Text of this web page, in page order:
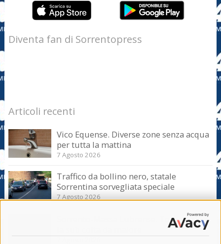
Diventa fan di Sorrentopress
Articoli recenti
Vico Equense. Diverse zone senza acqua
per tutta la mattina
7 Agosto 2026
Traffico da bollino nero, statale
Sorrentina sorvegliata speciale
7 Agosto 2026
Sorrento-Massa Lubrense. Torna a casa